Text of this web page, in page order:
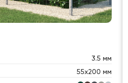
3.5 мм
55х200 мм